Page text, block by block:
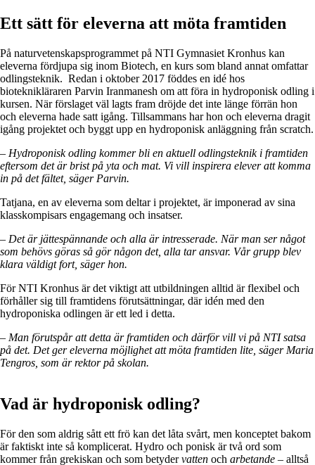
Ett sätt för eleverna att möta framtiden
På naturvetenskapsprogrammet på NTI Gymnasiet Kronhus kan
eleverna fördjupa sig inom Biotech, en kurs som bland annat omfattar
odlingsteknik. Redan i oktober 2017 föddes en idé hos
bioteknikläraren Parvin Iranmanesh om att föra in hydroponisk odling i
kursen. När förslaget väl lagts fram dröjde det inte länge förrän hon
och eleverna hade satt igång. Tillsammans har hon och eleverna dragit
igång projektet och byggt upp en hydroponisk anläggning från scratch.
– Hydroponisk odling kommer bli en aktuell odlingsteknik i framtiden
eftersom det är brist på yta och mat. Vi vill inspirera elever att komma
in på det fältet, säger Parvin.
Tatjana, en av eleverna som deltar i projektet, är imponerad av sina
klasskompisars engagemang och insatser.
– Det är jättespännande och alla är intresserade. När man ser något
som behövs göras så gör någon det, alla tar ansvar. Vår grupp blev
klara väldigt fort, säger hon.
För NTI Kronhus är det viktigt att utbildningen alltid är flexibel och
förhåller sig till framtidens förutsättningar, där idén med den
hydroponiska odlingen är ett led i detta.
– Man förutspår att detta är framtiden och därför vill vi på NTI satsa
på det. Det ger eleverna möjlighet att möta framtiden lite, säger Maria
Tengros, som är rektor på skolan.
Vad är hydroponisk odling?
För den som aldrig sått ett frö kan det låta svårt, men konceptet bakom
är faktiskt inte så komplicerat. Hydro och ponisk är två ord som
kommer från grekiskan och som betydervatten och arbetande – alltså